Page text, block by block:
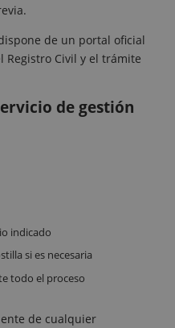
de un portal oficial
Registro Civil y el trámite
de gestión
indicado
si es necesaria
todo el proceso
de cualquier